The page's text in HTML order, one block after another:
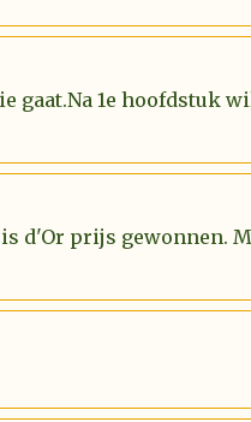
gaat.Na 1e hoofdstuk
d'Or prijs gewonnen.